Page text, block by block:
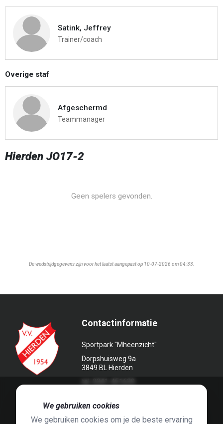
Satink, Jeffrey
Trainer/coach
Overige staf
Afgeschermd
Teammanager
Hierden JO17-2
Geen spelers gevonden.
De wedstrijdgegevens zijn voor het laatst aangepast op 10-07-2026 om 04:33.
Contactinformatie
Sportpark "Mheenzicht"
Dorpshuisweg 9a
3849 BL Hierden
We gebruiken cookies
We gebruiken cookies om je de beste ervaring